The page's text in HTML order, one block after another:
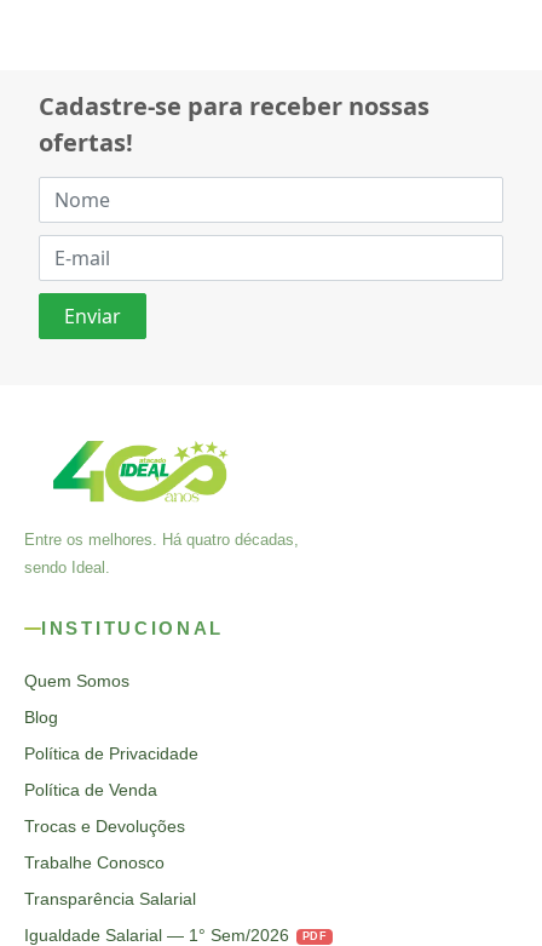
Cadastre-se para receber nossas
ofertas!
Entre os melhores. Há quatro décadas,
sendo Ideal.
INSTITUCIONAL
Quem Somos
Blog
Política de Privacidade
Política de Venda
Trocas e Devoluções
Trabalhe Conosco
Transparência Salarial
Igualdade Salarial — 1° Sem/2026
PDF